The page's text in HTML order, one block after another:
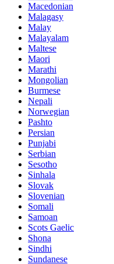
Macedonian
Malagasy
Malay
Malayalam
Maltese
Maori
Marathi
Mongolian
Burmese
Nepali
Norwegian
Pashto
Persian
Punjabi
Serbian
Sesotho
Sinhala
Slovak
Slovenian
Somali
Samoan
Scots Gaelic
Shona
Sindhi
Sundanese